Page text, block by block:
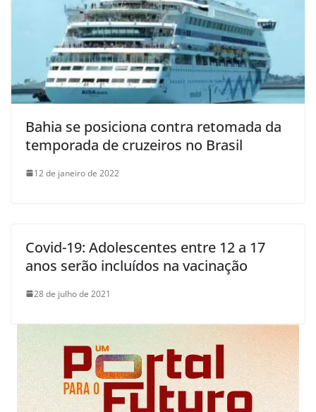
Bahia se posiciona contra retomada da
temporada de cruzeiros no Brasil
12 de janeiro de 2022
Covid-19: Adolescentes entre 12 a 17
anos serão incluídos na vacinação
28 de julho de 2021